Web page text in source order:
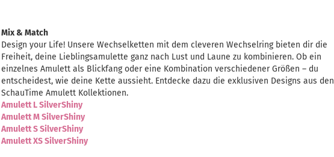
Mix & Match
Design your Life! Unsere Wechselketten mit dem cleveren Wechselring bieten dir die
Freiheit, deine Lieblingsamulette ganz nach Lust und Laune zu kombinieren. Ob ein
einzelnes Amulett als Blickfang oder eine Kombination verschiedener Größen – du
entscheidest, wie deine Kette aussieht. Entdecke dazu die exklusiven Designs aus den
SchauTime Amulett Kollektionen.
Amulett L SilverShiny
Amulett M SilverShiny
Amulett S SilverShiny
Amulett XS SilverShiny